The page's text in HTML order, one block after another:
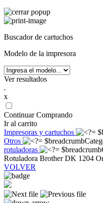
Buscador de cartuchos
Modelo de la impresora
Ver resultados
.
x
Continuar Comprando
Ir al carrito
Impresoras y cartuchos
Otros
rotuladoras
Rotuladora Brother DK 1204
VOLVER